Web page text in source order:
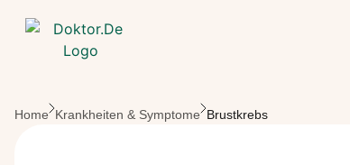
Home Krankheiten & Symptome Brustkrebs